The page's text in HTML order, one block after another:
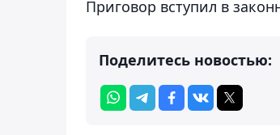
Приговор вступил в
Поделитесь новостью: